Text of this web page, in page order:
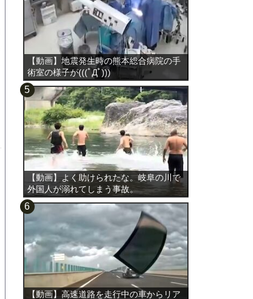
【動画】地震発生時の熊本総合病院の手
術室の様子が(((ﾟДﾟ)))
【動画】よく助けられたな。岐阜の川で
外国人が溺れてしまう事故。
【動画】高速道路を走行中の車からリア